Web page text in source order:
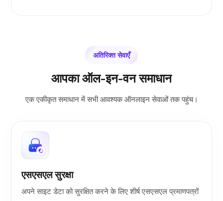
अतिरिक्त सेवाएँ
आपका ऑल-इन-वन समाधान
एक एकीकृत समाधान में सभी आवश्यक ऑनलाइन सेवाओं तक पहुंच।
एसएसएल सुरक्षा
अपने साइट डेटा को सुरक्षित करने के लिए शीर्ष एसएसएल प्रमाणपत्रों